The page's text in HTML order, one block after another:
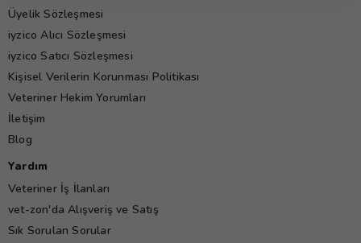
Üyelik Sözleşmesi
iyzico Alıcı Sözleşmesi
iyzico Satıcı Sözleşmesi
Kişisel Verilerin Korunması Politikası
Veteriner Hekim Yorumları
İletişim
Blog
Yardım
Veteriner İş İlanları
vet-zon'da Alışveriş ve Satış
Sık Sorulan Sorular